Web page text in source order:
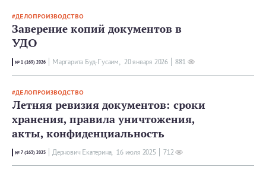
ДЕЛОПРОИЗВОДСТВО
Заверение копий документов в
УДО
№ 1 (169) 2026 Маргарита Буд-Гусаим, 20 января 2026 881
ДЕЛОПРОИЗВОДСТВО
Летняя ревизия документов: сроки
хранения, правила уничтожения,
акты, конфиденциальность
№ 7 (163) 2025 Дернович Екатерина, 16 июля 2025 712